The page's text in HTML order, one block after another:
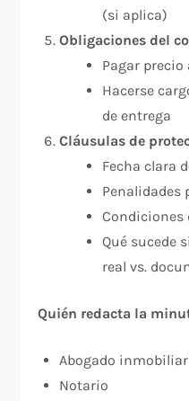
(si aplica)
Obligaciones del
Pagar
Hacerse
de entrega
Cláusulas de
Fecha clara
Penalidades
Condiciones
Qué sucede
real vs.
Quién redacta la
Abogado
Notario